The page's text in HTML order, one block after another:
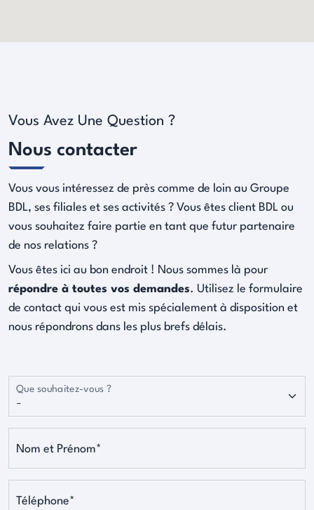
Vous Avez Une Question ?
Nous contacter
Vous vous intéressez de près comme de loin au Groupe
BDL, ses filiales et ses activités ? Vous êtes client BDL ou
vous souhaitez faire partie en tant que futur partenaire
de nos relations ?
Vous êtes ici au bon endroit ! Nous sommes là pour
répondre à toutes vos demandes. Utilisez le formulaire
de contact qui vous est mis spécialement à disposition et
nous répondrons dans les plus brefs délais.
Que souhaitez-vous ?
Nom et Prénom*
Téléphone*